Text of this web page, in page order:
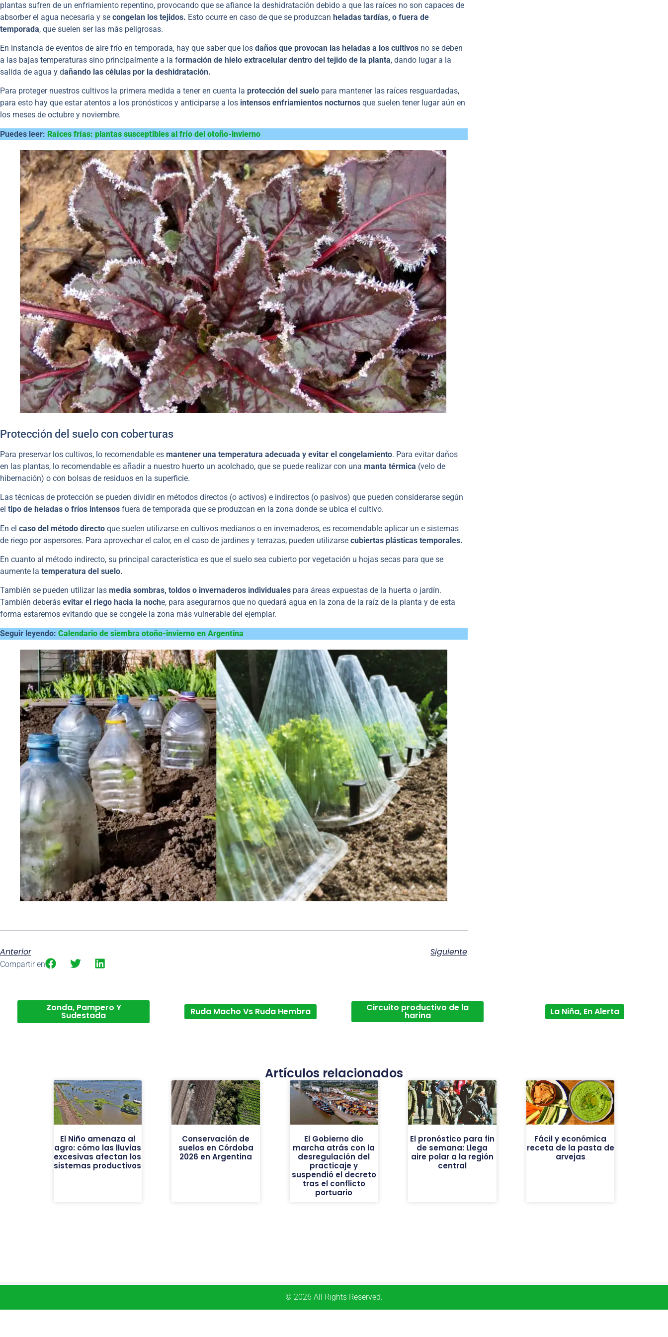
plantas sufren de un enfriamiento repentino, provocando que se afiance la deshidratación debido a que las raíces no son capaces de
absorber el agua necesaria y se congelan los tejidos. Esto ocurre en caso de que se produzcan heladas tardías, o fuera de
temporada, que suelen ser las más peligrosas.
En instancia de eventos de aire frío en temporada, hay que saber que los daños que provocan las heladas a los cultivos no se deben
a las bajas temperaturas sino principalmente a la formación de hielo extracelular dentro del tejido de la planta, dando lugar a la
salida de agua y dañando las células por la deshidratación.
Para proteger nuestros cultivos la primera medida a tener en cuenta la protección del suelo para mantener las raíces resguardadas,
para esto hay que estar atentos a los pronósticos y anticiparse a los intensos enfriamientos nocturnos que suelen tener lugar aún en
los meses de octubre y noviembre.
Puedes leer: Raíces frías: plantas susceptibles al frío del otoño-invierno
Protección del suelo con coberturas
Para preservar los cultivos, lo recomendable es mantener una temperatura adecuada y evitar el congelamiento. Para evitar daños
en las plantas, lo recomendable es añadir a nuestro huerto un acolchado, que se puede realizar con una manta térmica (velo de
hibernación) o con bolsas de residuos en la superficie.
Las técnicas de protección se pueden dividir en métodos directos (o activos) e indirectos (o pasivos) que pueden considerarse según
el tipo de heladas o fríos intensos fuera de temporada que se produzcan en la zona donde se ubica el cultivo.
En el caso del método directo que suelen utilizarse en cultivos medianos o en invernaderos, es recomendable aplicar un e sistemas
de riego por aspersores. Para aprovechar el calor, en el caso de jardines y terrazas, pueden utilizarse cubiertas plásticas temporales.
En cuanto al método indirecto, su principal característica es que el suelo sea cubierto por vegetación u hojas secas para que se
aumente la temperatura del suelo.
También se pueden utilizar las media sombras, toldos o invernaderos individuales para áreas expuestas de la huerta o jardín.
También deberás evitar el riego hacia la noche, para asegurarnos que no quedará agua en la zona de la raíz de la planta y de esta
forma estaremos evitando que se congele la zona más vulnerable del ejemplar.
Seguir leyendo: Calendario de siembra otoño-invierno en Argentina
Anterior Siguiente
Compartir en
Zonda, Pampero Y
Sudestada Ruda Macho Vs Ruda Hembra Circuito productivo de la
harina La Niña, En Alerta
Artículos relacionados
El Niño amenaza al
agro: cómo las lluvias
excesivas afectan los
sistemas productivos
Conservación de
suelos en Córdoba
2026 en Argentina
El Gobierno dio
marcha atrás con la
desregulación del
practicaje y
suspendió el decreto
tras el conflicto
portuario
El pronóstico para fin
de semana: Llega
aire polar a la región
central
Fácil y económica
receta de la pasta de
arvejas
© 2026 All Rights Reserved.